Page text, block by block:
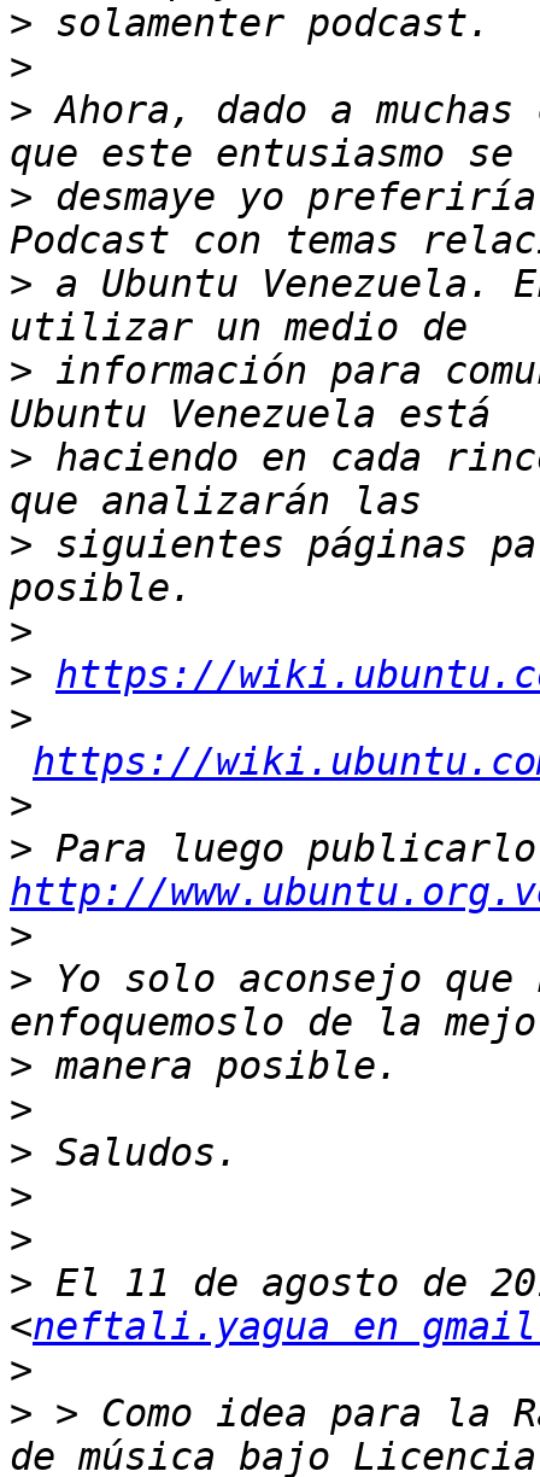
>
>
> Ahora, dado a
> desmaye yo
> a Ubuntu Venezuela.
> información para
> haciendo en cada
> siguientes páginas
>
> https://
>
https://
>
>
http://
>
> Yo solo aconsejo que
>
>
>
>
>
> El 11 de agosto de
<neftali.yagua en
>
> > Como idea para la